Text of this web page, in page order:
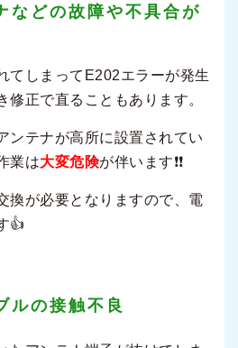
などの故障や不具合が
てしまってE202エラーが発生
修正で直ることもあります。
ンテナが高所に設置されてい
業は大変危険が伴います❗❗
換が必要となりますので、電
👍
ルの接触不良